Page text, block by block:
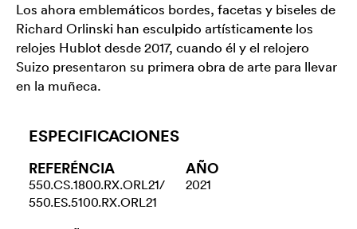
Los ahora emblemáticos bordes, facetas y biseles de
Richard Orlinski han esculpido artísticamente los
relojes Hublot desde 2017, cuando él y el relojero
Suizo presentaron su primera obra de arte para llevar
en la muñeca.
ESPECIFICACIONES
REFERÉNCIA
550.CS.1800.RX.ORL21/
550.ES.5100.RX.ORL21
AÑO
2021